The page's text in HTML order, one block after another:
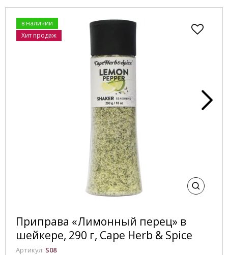
в наличии
Хит продаж
Приправа «Лимонный перец» в
шейкере, 290 г, Cape Herb & Spice
Артикул: S08